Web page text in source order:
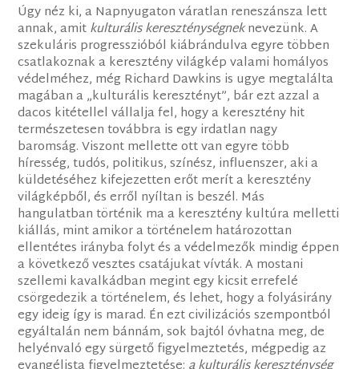
Úgy néz ki, a Napnyugaton váratlan reneszánsza lett
annak, amitkulturális kereszténységneknevezünk. A
szekuláris progresszióból kiábrándulva egyre többen
csatlakoznak a keresztény világkép valami homályos
védelméhez, még Richard Dawkins is ugye megtalálta
magában a „kulturális keresztényt”, bár ezt azzal a
dacos kitétellel vállalja fel, hogy a keresztény hit
természetesen továbbra is egy irdatlan nagy
baromság. Viszont mellette ott van egyre több
híresség, tudós, politikus, színész, influenszer, aki a
küldetéséhez kifejezetten erőt merít a keresztény
világképből, és erről nyíltan is beszél. Más
hangulatban történik ma a keresztény kultúra melletti
kiállás, mint amikor a történelem határozottan
ellentétes irányba folyt és a védelmezők mindig éppen
a következő vesztes csatájukat vívták. A mostani
szellemi kavalkádban megint egy kicsit errefelé
csörgedezik a történelem, és lehet, hogy a folyásirány
egy ideig így is marad. Én ezt civilizációs szempontból
egyáltalán nem bánnám, sok bajtól óvhatna meg, de
helyénvaló egy sürgető figyelmeztetés, mégpedig az